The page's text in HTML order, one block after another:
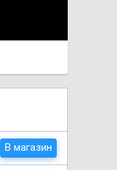
В магазин